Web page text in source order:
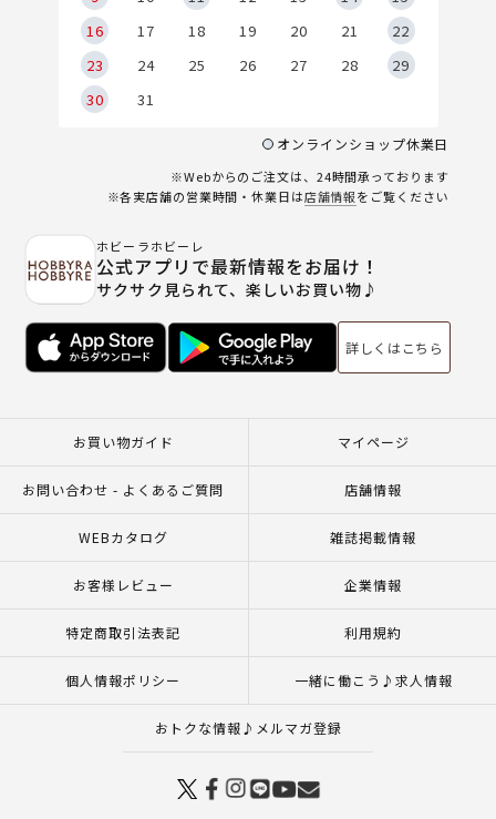
16
17 18 19 20 21
22
23
24 25 26 27 28
29
30
31
オンラインショップ休業日
※Webからのご注文は、24時間承っております
※各実店舗の営業時間・休業日は店舗情報をご覧ください
ホビーラホビーレ
公式アプリで最新情報をお届け！
サクサク見られて、楽しいお買い物♪
詳しくはこちら
お買い物ガイド マイページ
お問い合わせ - よくあるご質問 店舗情報
WEBカタログ 雑誌掲載情報
お客様レビュー 企業情報
特定商取引法表記 利用規約
個人情報ポリシー 一緒に働こう♪求人情報
おトクな情報♪メルマガ登録